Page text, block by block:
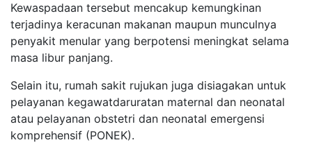
Kewaspadaan tersebut mencakup kemungkinan
terjadinya keracunan makanan maupun munculnya
penyakit menular yang berpotensi meningkat selama
masa libur panjang.
Selain itu, rumah sakit rujukan juga disiagakan untuk
pelayanan kegawatdaruratan maternal dan neonatal
atau pelayanan obstetri dan neonatal emergensi
komprehensif (PONEK).